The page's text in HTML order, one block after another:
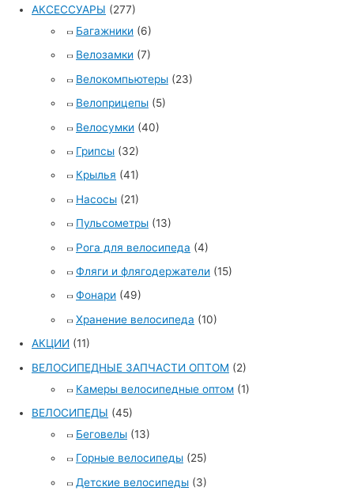
АКСЕССУАРЫ (277)
Багажники (6)
Велозамки (7)
Велокомпьютеры (23)
Велоприцепы (5)
Велосумки (40)
Грипсы (32)
Крылья (41)
Насосы (21)
Пульсометры (13)
Рога для велосипеда (4)
Фляги и флягодержатели (15)
Фонари (49)
Хранение велосипеда (10)
АКЦИИ (11)
ВЕЛОСИПЕДНЫЕ ЗАПЧАСТИ ОПТОМ (2)
Камеры велосипедные оптом (1)
ВЕЛОСИПЕДЫ (45)
Беговелы (13)
Горные велосипеды (25)
Детские велосипеды (3)